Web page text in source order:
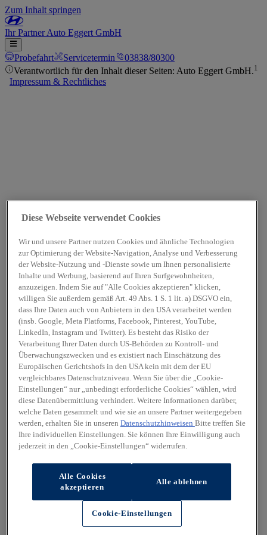
Zum Inhalt springen
IhrPartnerAuto Eggert GmbH
Probefahrt Servicetermin
03838/80300
Verantwortlich für den Inhalt dieser Seiten: Auto Eggert GmbH.1
Impressum & Rechtliches
Diese Webseite verwendet Cookies
Wir und unsere Partner nutzen Cookies und ähnliche Technologien
zur Optimierung der Website-Navigation, Analyse und Verbesserung
der Website-Nutzung und -Dienste sowie um Ihnen personalisierte
Inhalte und Werbung, basierend auf Ihren Surfgewohnheiten,
anzuzeigen. Indem Sie auf "Alle Cookies akzeptieren" klicken,
willigen Sie außerdem gemäß Art. 49 Abs. 1 S. 1 lit. a) DSGVO ein,
dass Ihre Daten auch von Anbietern in den USA verarbeitet werden
(insb. Google, Meta Platforms, Facebook, Pinterest, YouTube,
LinkedIn, Instagram und Twitter). Es besteht das Risiko der
Verarbeitung Ihrer Daten durch US-Behörden zu Kontroll- und
Überwachungszwecken und es existiert nach Einschätzung des
Europäischen Gerichtshofs in den USA kein mit dem der EU
vergleichbares Datenschutzniveau. Wenn Sie über die „Cookie-
Einstellungen“ nur „unbedingt erforderliche Cookies“ wählen, wird
diese Datenübermittlung verhindert. Weitere Informationen darüber,
welche Daten gesammelt und wie sie an unsere Partner weitergegeben
werden, erhalten Sie in unseren Datenschutzhinweisen Bitte treffen Sie
Ihre individuellen Einstellungen. Sie können Ihre Einwilligung auch
jederzeit in den „Cookie-Einstellungen“ widerrufen.
Alle Cookies
akzeptieren
Alle ablehnen
Cookie-Einstellungen